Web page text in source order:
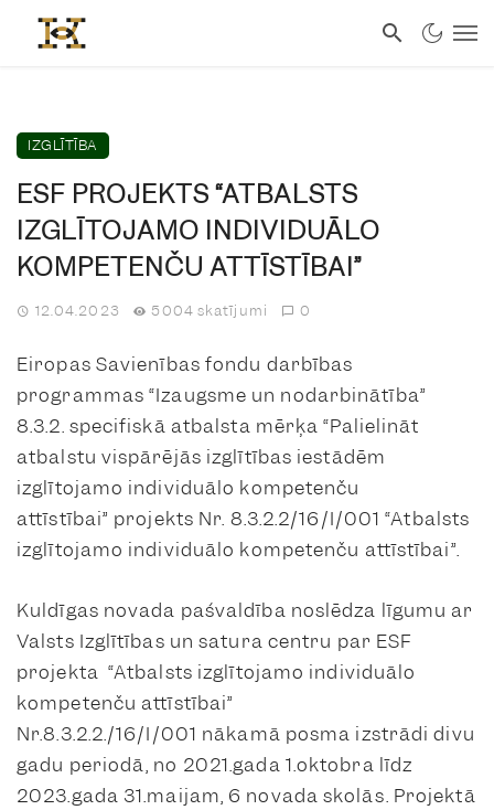
IZGLĪTĪBA
ESF PROJEKTS “ATBALSTS
IZGLĪTOJAMO INDIVIDUĀLO
KOMPETENČU ATTĪSTĪBAI”
12.04.2023 5004 skatījumi 0
Eiropas Savienības fondu darbības
programmas “Izaugsme un nodarbinātība”
8.3.2. specifiskā atbalsta mērķa “Palielināt
atbalstu vispārējās izglītības iestādēm
izglītojamo individuālo kompetenču
attīstībai” projekts Nr. 8.3.2.2/16/I/001 “Atbalsts
izglītojamo individuālo kompetenču attīstībai”.
Kuldīgas novada pašvaldība noslēdza līgumu ar
Valsts Izglītības un satura centru par ESF
projekta “Atbalsts izglītojamo individuālo
kompetenču attīstībai”
Nr.8.3.2.2./16/I/001 nākamā posma izstrādi divu
gadu periodā, no 2021.gada 1.oktobra līdz
2023.gada 31.maijam, 6 novada skolās. Projektā